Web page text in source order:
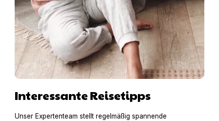
Interessante Reisetipps
Unser Expertenteam stellt regelmäßig spannende